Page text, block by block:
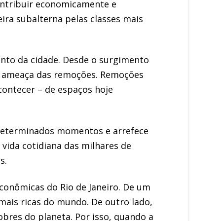
economicamente e
subalterna pelas classes mais
da cidade. Desde o surgimento
das remoções. Remoções
– de espaços hoje
momentos e arrefece
cotidiana das milhares de
do Rio de Janeiro. De um
ricas do mundo. De outro lado,
do planeta. Por isso, quando a